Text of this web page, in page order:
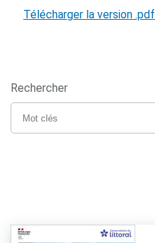
Télécharger la version .pdf
Rechercher